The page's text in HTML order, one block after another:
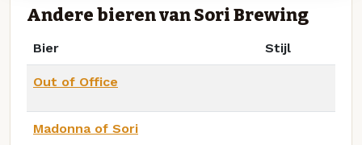
Andere bieren van Sori Brewing
Bier Stijl
Out of Office
Madonna of Sori